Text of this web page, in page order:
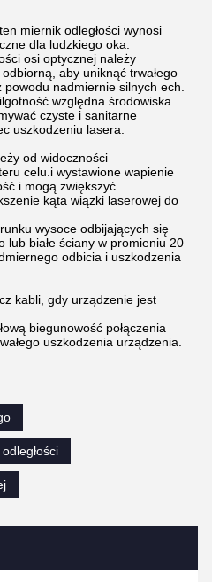
miernik odległości wynosi
dla ludzkiego oka.
osi optycznej należy
aby uniknąć trwałego
nadmiernie silnych ech.
względna środowiska
czyste i sanitarne
uszkodzeniu lasera.
od widoczności
celu.i wystawione wapienie
i mogą zwiększyć
kąta wiązki laserowej do
wysoce odbijających się
lub białe ściany w promieniu 20
odbicia i uszkodzenia
kabli, gdy urządzenie jest
biegunowość połączenia
uszkodzenia urządzenia.